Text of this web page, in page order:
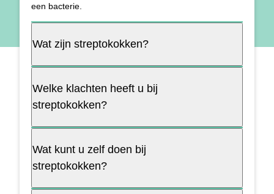
een bacterie.
Wat zijn streptokokken?
Welke klachten heeft u bij
streptokokken?
Wat kunt u zelf doen bij
streptokokken?